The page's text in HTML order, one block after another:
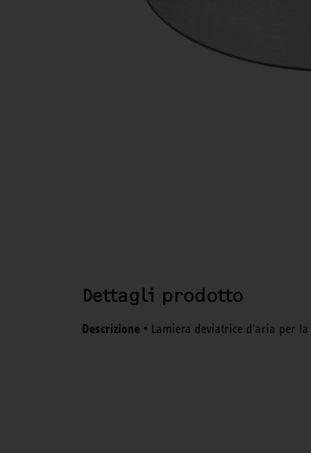
Dettagli prodotto
Descrizione • Lamiera deviatrice d'aria per